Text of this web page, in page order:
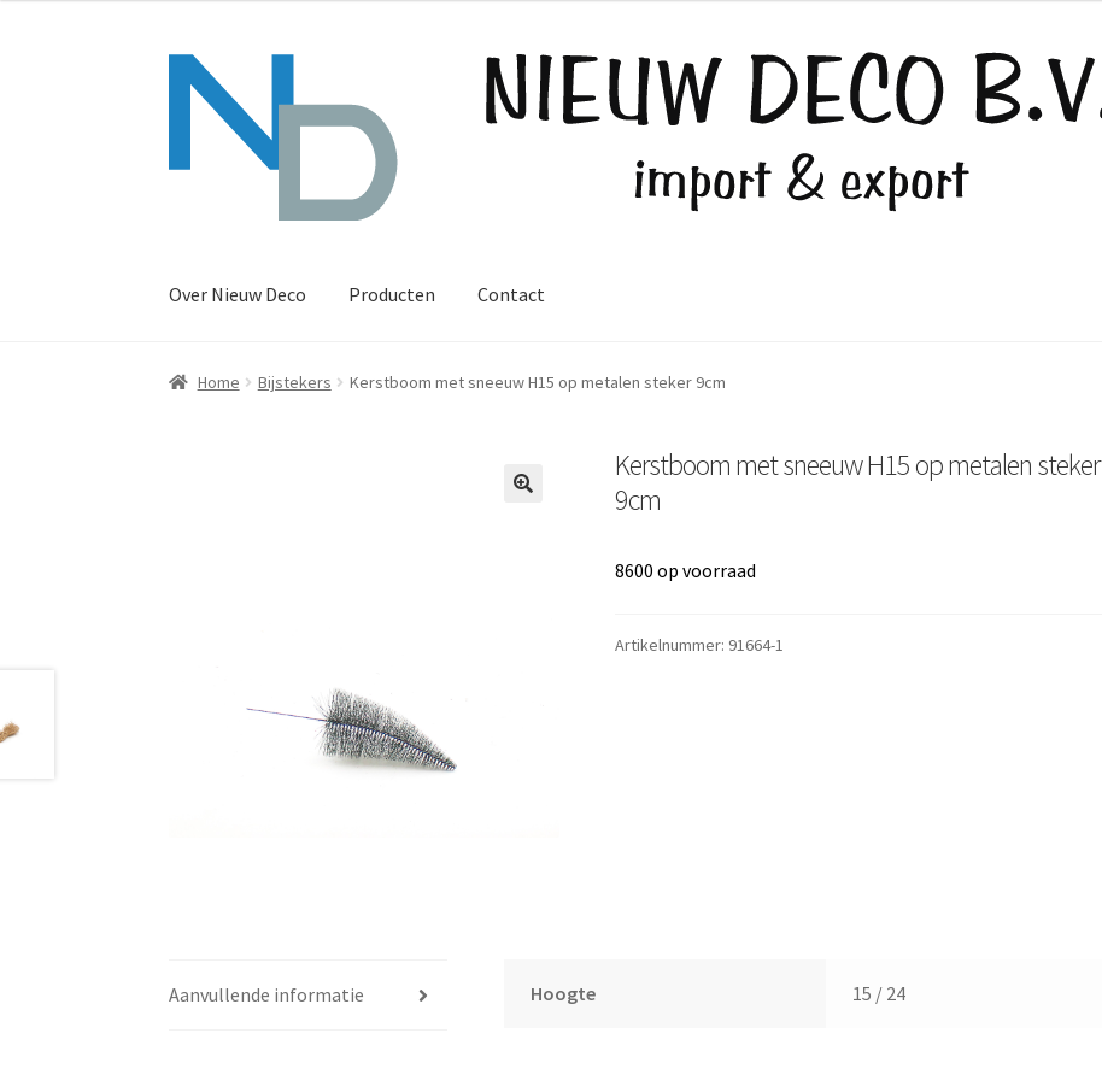
Ga
door
Ga
naar
Over Nieuw Deco Producten Contact
Home Bijstekers Kerstboom met sneeuw H15 op metalen steker 9cm
Kerstboom met sneeuw H15 op metalen steker
9cm
8600 op voorraad
Artikelnummer: 91664-1
Aanvullende informatie Hoogte 15 / 24